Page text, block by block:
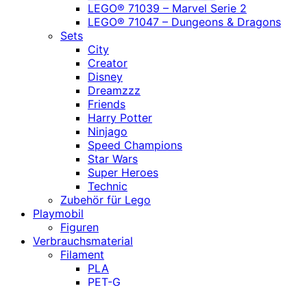
LEGO® 71039 – Marvel Serie 2
LEGO® 71047 – Dungeons & Dragons
Sets
City
Creator
Disney
Dreamzzz
Friends
Harry Potter
Ninjago
Speed Champions
Star Wars
Super Heroes
Technic
Zubehör für Lego
Playmobil
Figuren
Verbrauchsmaterial
Filament
PLA
PET-G